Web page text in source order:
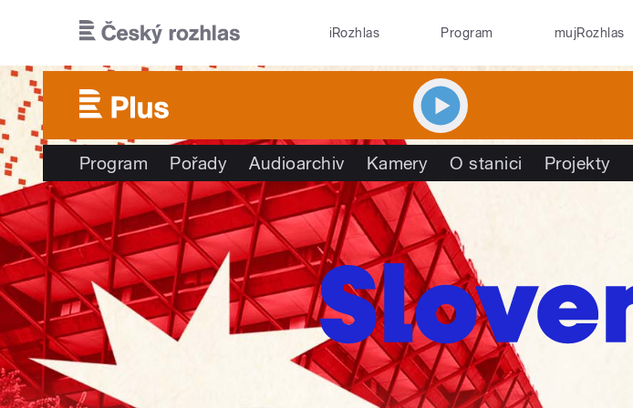
iRozhlas Program mujRozhlas
Program Pořady Audioarchiv Kamery O stanici Projekty